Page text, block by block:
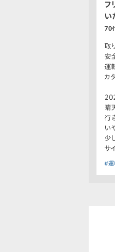
フ
い
70
取
安
運
カ
晴
行
い
少
サ
#運